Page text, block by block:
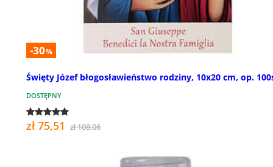
-30%
Święty Józef błogosławieństwo rodziny, 10x20 cm, op.
DOSTĘPNY
zł 75,51 zł 108,06